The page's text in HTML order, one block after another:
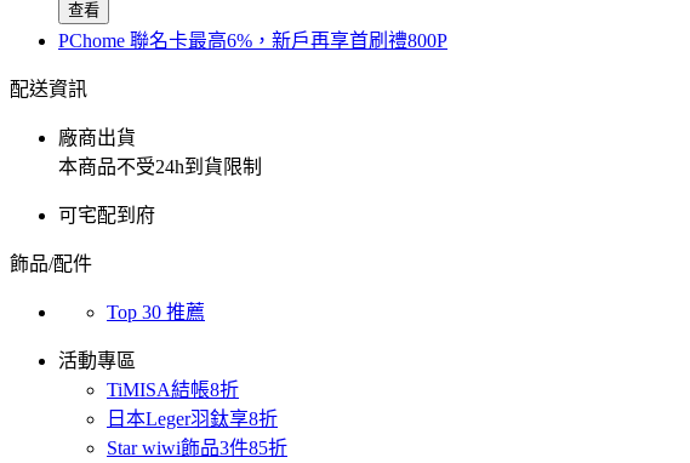
查看
PChome 聯名卡最高6%，新戶再享首刷禮800P
配送資訊
廠商出貨
本商品不受24h到貨限制
可宅配到府
飾品/配件
Top 30 推薦
活動專區
TiMISA結帳8折
日本Leger羽鈦享8折
Star wiwi飾品3件85折